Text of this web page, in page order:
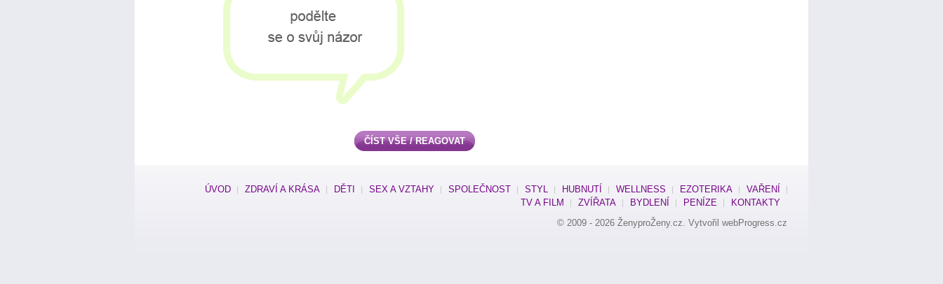
ČÍST VŠE / REAGOVAT
ÚVOD ZDRAVÍ A KRÁSA DĚTI SEX A VZTAHY SPOLEČNOST STYL HUBNUTÍ WELLNESS EZOTERIKA
VAŘENÍ
TV A FILM
ZVÍŘATA BYDLENÍ PENÍZE
KONTAKTY
© 2009 - 2026 ŽenyproŽeny.cz . Vytvořil webProgress.cz